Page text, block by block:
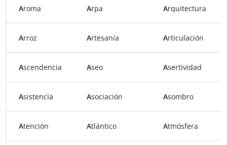
Aroma Arpa Arquitectura
Arroz Artesanía Articulación
Ascendencia Aseo Asertividad
Asistencia Asociación Asombro
Atención Atlántico Atmósfera